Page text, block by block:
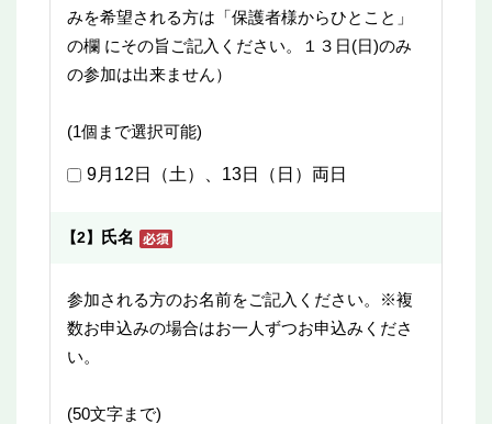
みを希望される方は「保護者様からひとこと」
の欄 にその旨ご記入ください。１３日(日)のみ
の参加は出来ません）
(1個まで選択可能)
9月12日（土）、13日（日）両日
【2】 氏名
参加される方のお名前をご記入ください。※複
数お申込みの場合はお一人ずつお申込みくださ
い。
(50文字まで)